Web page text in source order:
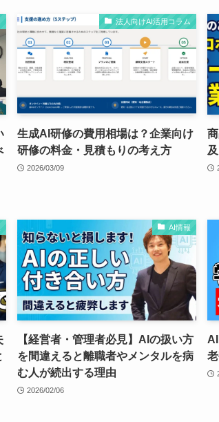
法人向けAI活用コラム
生成AI研修の費用相場は？企業向け
研修の料金・見積もりの考え方
2026/03/09
AI情報
【経営者・管理者必見】AIの扱い方
を間違えると離職者やメンタルを病
む人が続出する理由
2026/02/06